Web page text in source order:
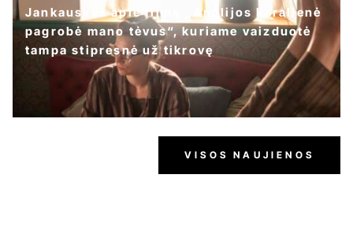
Jankauskas apie filmą „Anglijos karalienė
pagrobė mano tėvus“, kuriame vaizduotė
tampa stipresnė už tikrovę
VISOS NAUJIENOS